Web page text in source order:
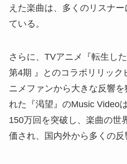
えた楽曲は、多くのリスナ
ている。
さらに、TVアニメ『転生し
第4期 』とのコラボリリック
ニメファンから大きな反響
れた『渇望』のMusic Video
150万回を突破し、楽曲の世
価され、国内外から多くの反